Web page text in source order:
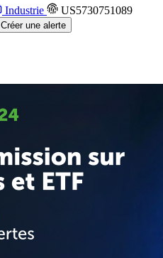
Industrie US5730751089
Créer une alerte